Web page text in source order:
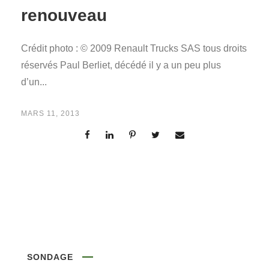
renouveau
Crédit photo : © 2009 Renault Trucks SAS tous droits
réservés Paul Berliet, décédé il y a un peu plus
d’un...
MARS 11, 2013
SONDAGE